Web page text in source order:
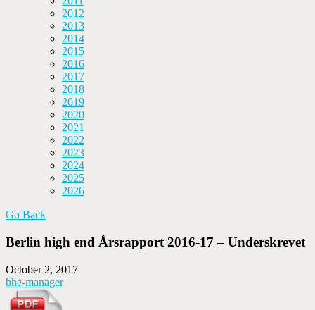
2012
2013
2014
2015
2016
2017
2018
2019
2020
2021
2022
2023
2024
2025
2026
Go Back
Berlin high end Årsrapport 2016-17 – Underskrevet
October 2, 2017
bhe-manager